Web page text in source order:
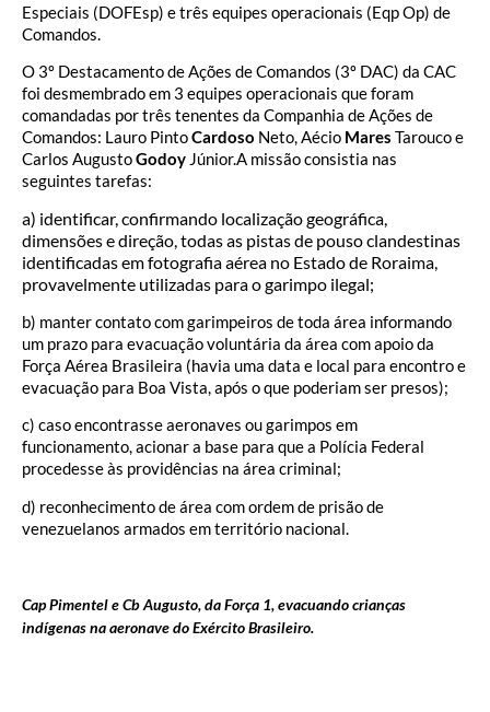
Especiais (DOFEsp) e três equipes operacionais (Eqp Op) de
Comandos.
O 3º Destacamento de Ações de Comandos (3º DAC) da CAC
foi desmembrado em 3 equipes operacionais que foram
comandadas por três tenentes da Companhia de Ações de
Comandos: Lauro PintoCardoso Neto, Aécio Mares Tarouco e
Carlos AugustoGodoy Júnior.A missão consistia nas
seguintes tarefas:
a) identificar, confirmando localização geográfica,
dimensões e direção, todas as pistas de pouso clandestinas
identificadas em fotografia aérea no Estado de Roraima,
provavelmente utilizadas para o garimpo ilegal;
b) manter contato com garimpeiros de toda área informando
um prazo para evacuação voluntária da área com apoio da
Força Aérea Brasileira (havia uma data e local para encontro e
evacuação para Boa Vista, após o que poderiam ser presos);
c) caso encontrasse aeronaves ou garimpos em
funcionamento, acionar a base para que a Polícia Federal
procedesse às providências na área criminal;
d) reconhecimento de área com ordem de prisão de
venezuelanos armados em território nacional.
Cap Pimentel e Cb Augusto, da Força 1, evacuando crianças
indígenas na aeronave do Exército Brasileiro.